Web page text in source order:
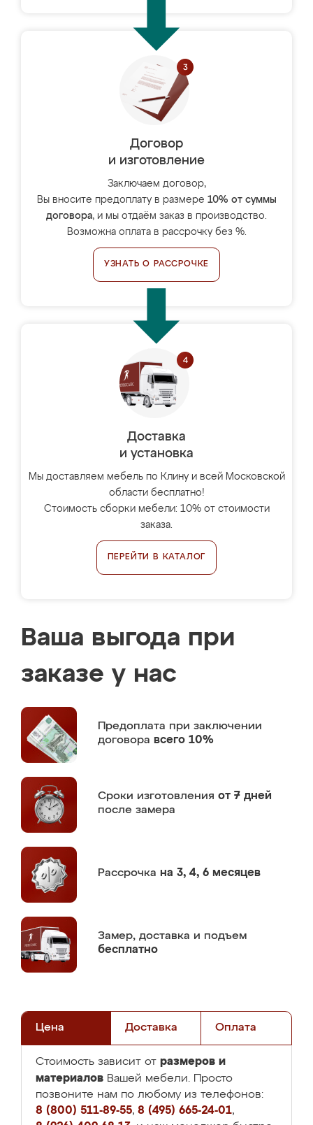
Договор
и изготовление
Заключаем договор,
Вы вносите предоплату в размере 10% от суммы
договора, и мы отдаём заказ в производство.
Возможна оплата в рассрочку без %.
УЗНАТЬ О РАССРОЧКЕ
Доставка
и установка
Мы доставляем мебель по Клину и всей Московской
области бесплатно!
Стоимость сборки мебели: 10% от стоимости
заказа.
ПЕРЕЙТИ В КАТАЛОГ
Ваша выгода при
заказе у нас
Предоплата при заключении
договора всего 10%
Сроки изготовления от 7 дней
после замера
Рассрочка на 3, 4, 6 месяцев
Замер, доставка и подъем
бесплатно
Цена Доставка Оплата
Стоимость зависит от размеров и
материалов Вашей мебели. Просто
позвоните нам по любому из телефонов:
8 (800) 511-89-55, 8 (495) 665-24-01,